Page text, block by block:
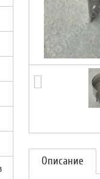
Описание